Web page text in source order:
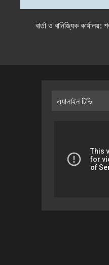
বার্তা ও বানিজ্যিক
এ্যালাইন টিভি